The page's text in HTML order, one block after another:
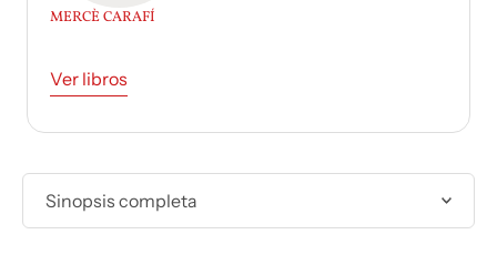
MERCÈ CARAFÍ
Ver libros
Sinopsis completa